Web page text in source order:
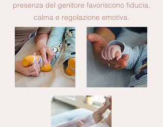
presenza del genitore favoriscono fiducia,
calma e regolazione emotiva.